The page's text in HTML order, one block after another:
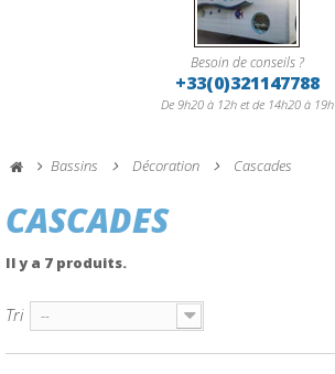
Besoin de conseils ?
+33(0)321147788
De 9h20 à 12h et de 14h20 à 19h
Bassins Décoration Cascades
CASCADES
Il y a 7 produits.
Tri --